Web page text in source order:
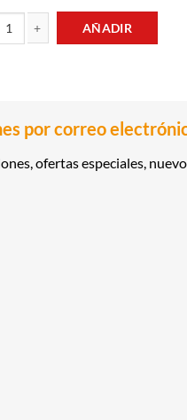
AÑADIR
por correo
ofertas especiales,